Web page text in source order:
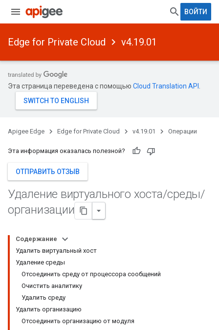
ВОЙТИ
Edge for Private Cloud v4.19.01
Эта страница переведена с помощью Cloud Translation API
Apigee Edge Edge for Private Cloud v4.19.01 Операции
Эта информация оказалась полезной?
ОТПРАВИТЬ ОТЗЫВ
Удаление виртуального хоста/среды/
организации
Содержание
Удалить виртуальный хост
Удаление среды
Отсоединить среду от процессора сообщений
Очистить аналитику
Удалить среду
Удалить организацию
Отсоединить организацию от модуля